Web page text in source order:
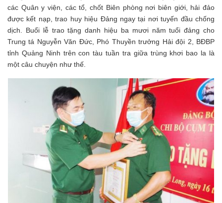
các Quân y viện, các tổ, chốt Biên phòng nơi biên giới, hải đảo
được kết nạp, trao huy hiệu Đảng ngay tại nơi tuyến đầu chống
dịch. Buổi lễ trao tặng danh hiệu ba mươi năm tuổi đảng cho
Trung tá Nguyễn Văn Đức, Phó Thuyền trưởng Hải đội 2, BĐBP
tỉnh Quảng Ninh trên con tàu tuần tra giữa trùng khơi bao la là
một câu chuyện như thế.